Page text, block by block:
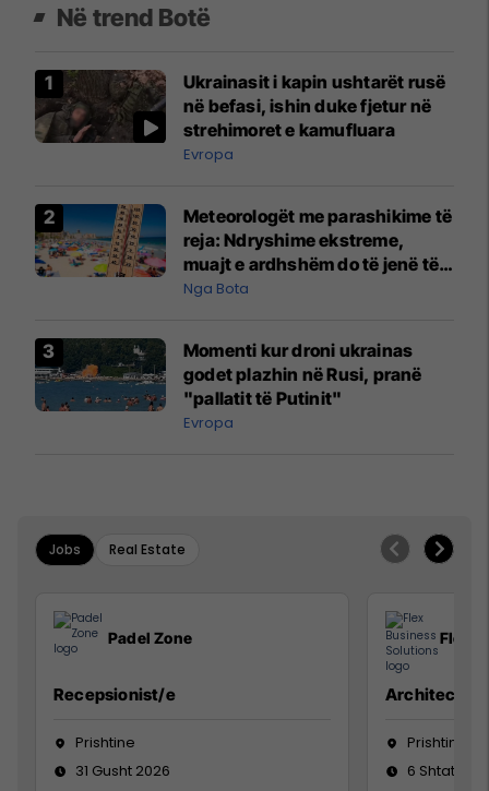
Në trend Botë
Ukrainasit i kapin ushtarët rusë
në befasi, ishin duke fjetur në
strehimoret e kamufluara
Evropa
Meteorologët me parashikime të
reja: Ndryshime ekstreme,
muajt e ardhshëm do të jenë të
pazakontë
Nga Bota
Momenti kur droni ukrainas
godet plazhin në Rusi, pranë
"pallatit të Putinit"
Evropa
Jobs Real Estate
Padel Zone
Recepsionist/e
Prishtine
31 Gusht 2026
Flex
Architect
Prishtinë
6 Shtator